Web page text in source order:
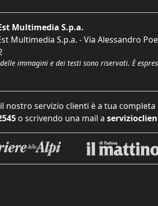
Multimedia S.p.a.
Multimedia S.p.a. - Via Alessandro
immagini e dei testi sono riservati. È
nostro servizio clienti è a tua
o scrivendo una mail a